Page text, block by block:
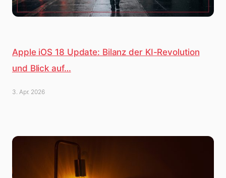
Apple iOS 18 Update: Bilanz der KI-Revolution
und Blick auf…
3. Apr. 2026